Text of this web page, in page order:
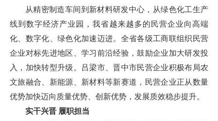
从精密制造车间到新材料研发中心，从绿色化工生产
线到数字经济产业园，我省越来越多的民营企业向高端
化、数字化、绿色化加速迈进。全省各级工商联组织民营
企业对标先进地区、学习前沿经验，鼓励企业加大研发投
入，加快转型升级。吕梁市、晋中市民营企业积极布局农
文旅融合、新能源、新材料等新赛道，民营企业正从数量
优势加快迈向质量优势、创新优势，发展质效稳步提升。
实干兴晋 履职担当